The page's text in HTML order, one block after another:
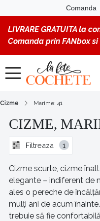
LIVRARE GRATUITA la
Comanda prin FANbox
Cizme Marime: 41
CIZME,
Filtreaza 1
Cizme scurte, cizme
elegante – indiferent de
ales o pereche de
mulți ani de acum
trebuie să fie